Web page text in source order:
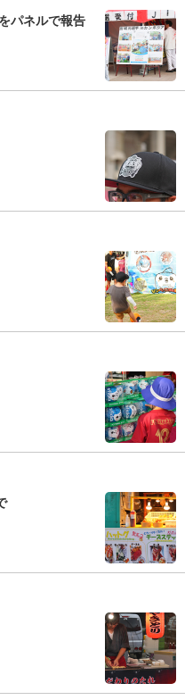
パネルで報告